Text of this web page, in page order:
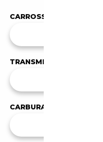
CARROSSERIE
TRANSMISSION
CARBURANT